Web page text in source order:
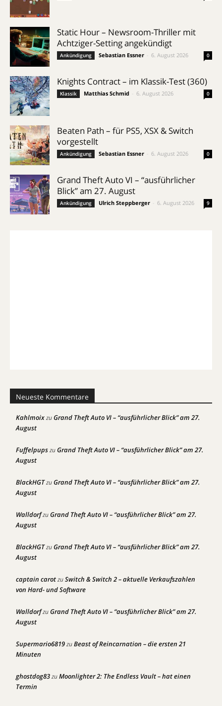
Static Hour – Newsroom-Thriller mit
Achtziger-Setting angekündigt
Ankündigung Sebastian Essner 6. August 2026 0
Knights Contract – im Klassik-Test (360)
Klassik Matthias Schmid 6. August 2026 0
Beaten Path – für PS5, XSX & Switch
vorgestellt
Ankündigung Sebastian Essner 6. August 2026 0
Grand Theft Auto VI – “ausführlicher
Blick” am 27. August
Ankündigung Ulrich Steppberger 6. August 2026 9
Neueste Kommentare
KahlmoixzuGrand Theft Auto VI – “ausführlicher Blick” am 27.
August
FuffelpupszuGrand Theft Auto VI – “ausführlicher Blick” am 27.
August
BlackHGTzuGrand Theft Auto VI – “ausführlicher Blick” am 27.
August
WalldorfzuGrand Theft Auto VI – “ausführlicher Blick” am 27.
August
BlackHGTzuGrand Theft Auto VI – “ausführlicher Blick” am 27.
August
captain carotzuSwitch & Switch 2 – aktuelle Verkaufszahlen
von Hard- und Software
WalldorfzuGrand Theft Auto VI – “ausführlicher Blick” am 27.
August
Supermario6819zuBeast of Reincarnation – die ersten 21
Minuten
ghostdog83zuMoonlighter 2: The Endless Vault – hat einen
Termin